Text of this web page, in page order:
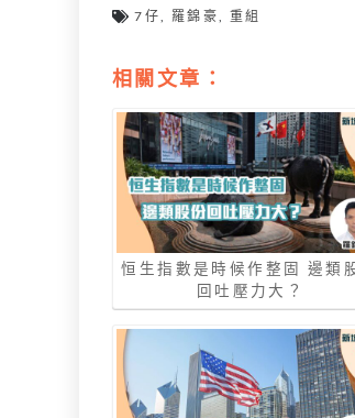
7仔 羅錦豪 ,重組
相關文章：
恒生指數是時候作整固 邊類
回吐壓力大？